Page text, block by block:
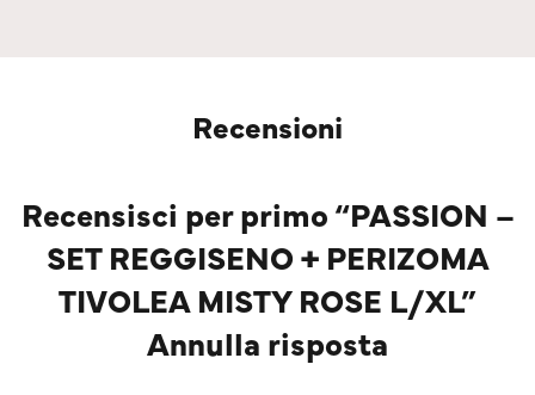
Recensioni
Recensisci per primo “PASSION –
SET REGGISENO + PERIZOMA
TIVOLEA MISTY ROSE L/XL”
Annulla risposta